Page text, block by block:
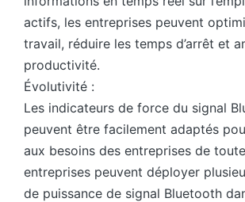
actifs, les entreprises peuvent
travail, réduire les temps d’arrêt et
productivité.
Évolutivité :
Les indicateurs de force du signal
peuvent être facilement adaptés
aux besoins des entreprises de
entreprises peuvent déployer
de puissance de signal Bluetooth